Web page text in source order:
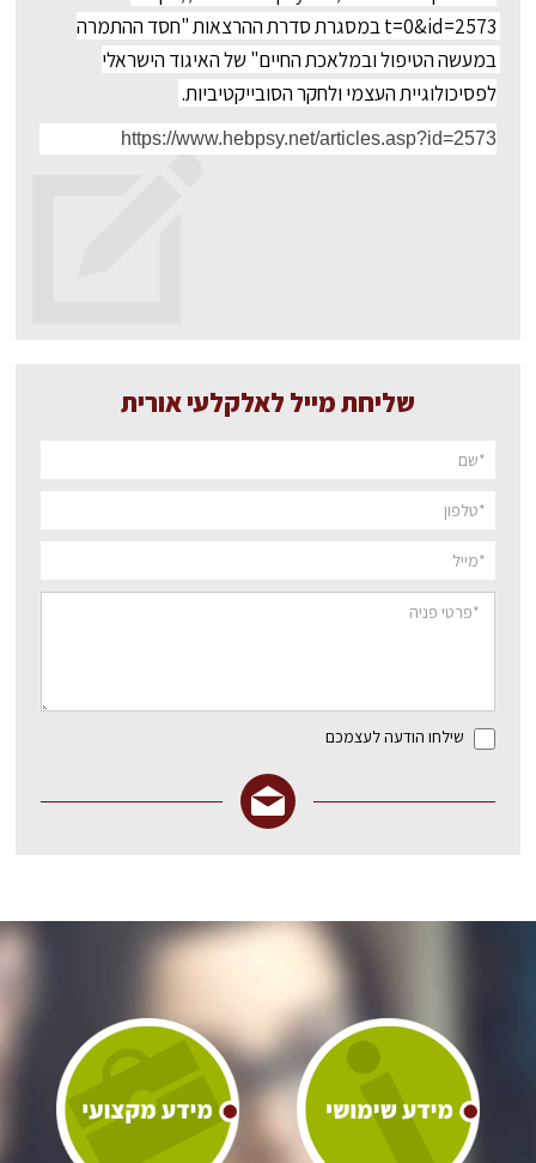
לפסיכולוגיית העצמי ולחקר הסובייקטיביות.
https://www.hebpsy.net/articles.asp?id=2573
שליחת מייל לאלקלעי אורית
שילחו הודעה לעצמכם